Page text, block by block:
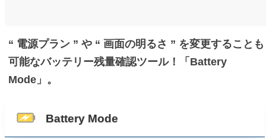
“ 電源プラン ” や “ 画面の明るさ ” を変更することも
可能なバッテリー残量確認ツール！「Battery
Mode」。
Battery Mode